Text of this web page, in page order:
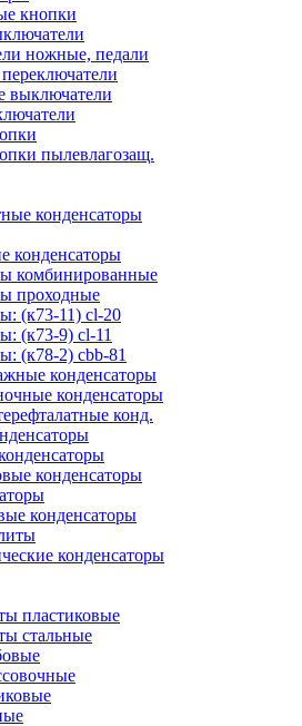
кнопки
ножные, педали
выключатели
пылевлагозащ.
конденсаторы
конденсаторы
комбинированные
проходные
(к73-11) cl-20
(к73-9) cl-11
(к78-2) cbb-81
конденсаторы
конденсаторы
конд.
конденсаторы
конденсаторы
конденсаторы
пластиковые
стальные